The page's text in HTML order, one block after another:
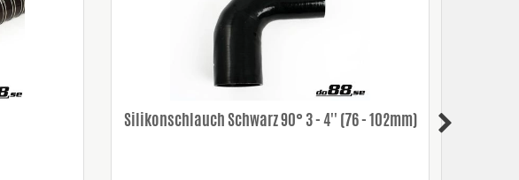
Silikonschlauch Schwarz 90° 3 - 4'' (76 - 102mm)